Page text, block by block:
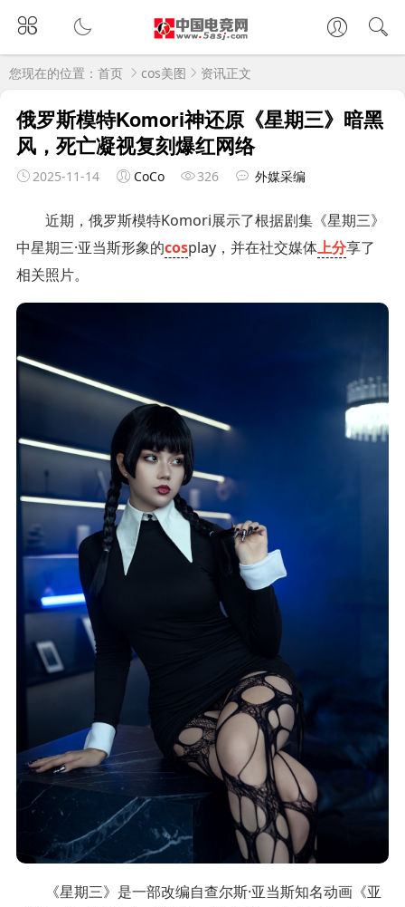
您现在的位置： 首页 cos美图 资讯正文
俄罗斯模特Komori神还原《星期三》暗黑
风，死亡凝视复刻爆红网络
2025-11-14 CoCo 326 外媒采编
近期，俄罗斯模特Komori展示了根据剧集《星期三》
中星期三·亚当斯形象的cosplay，并在社交媒体上分享了
相关照片。
《星期三》是一部改编自查尔斯·亚当斯知名动画《亚